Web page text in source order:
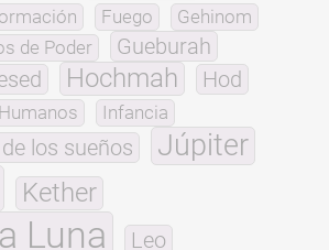
Fuego Gehinom
de Poder Gueburah
Hochmah
Hod
Humanos Infancia
los sueños Júpiter
Kether
Luna Leo